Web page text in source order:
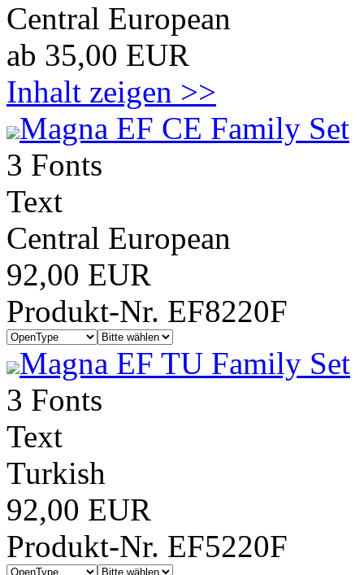
Central European
ab 35,00 EUR
Inhalt zeigen >>
Magna EF CE Family Set
3 Fonts
Text
Central European
92,00 EUR
Produkt-Nr. EF8220F
Magna EF TU Family Set
3 Fonts
Text
Turkish
92,00 EUR
Produkt-Nr. EF5220F